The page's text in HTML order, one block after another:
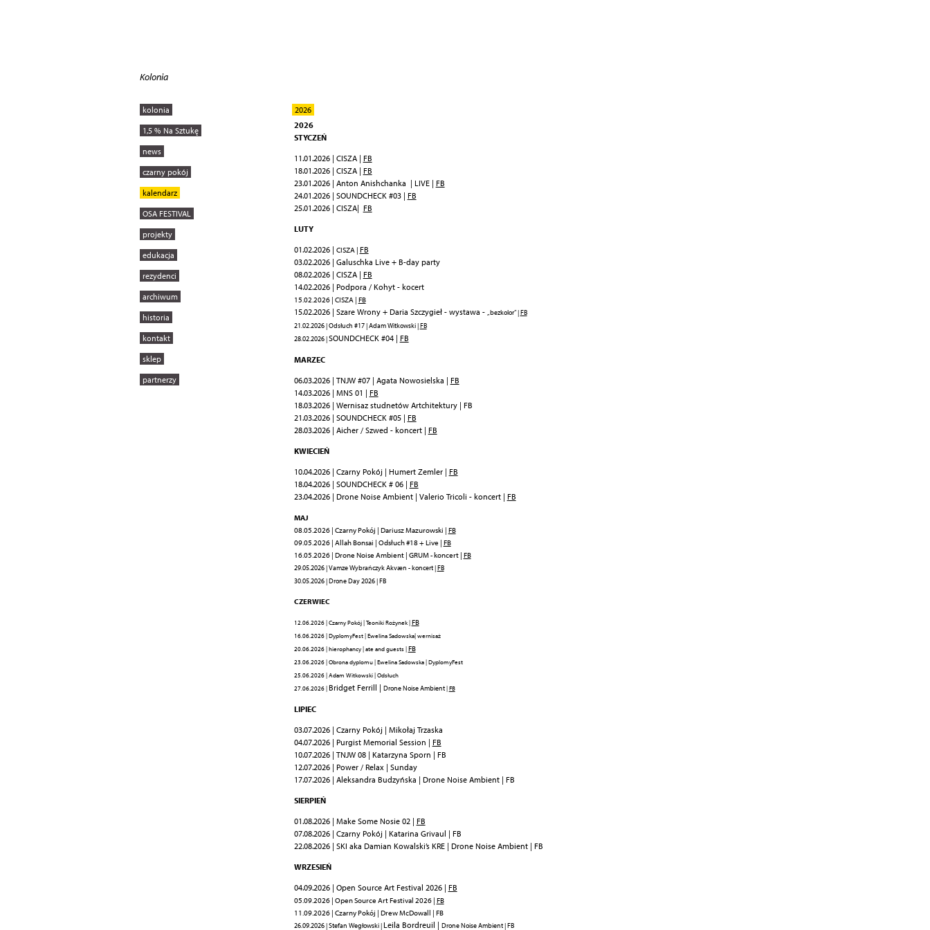
Kolonia
kolonia
1,5 % Na Sztukę
news
czarny pokój
kalendarz
2026
OSA FESTIVAL
projekty
edukacja
rezydenci
archiwum
historia
kontakt
sklep
partnerzy
2026
STYCZEŃ
11.01.2026 | CISZA | FB
18.01.2026 | CISZA | FB
23.01.2026 | Anton Anishchanka | LIVE | FB
24.01.2026 | SOUNDCHECK #03 | FB
25.01.2026 | CISZA| FB
LUTY
01.02.2026 | CISZA | FB
03.02.2026 | Galuschka Live + B-day party
08.02.2026 | CISZA | FB
14.02.2026 | Podpora / Kohyt - kocert
15.02.2026 | CISZA | FB
15.02.2026 | Szare Wrony + Daria Szczygieł - wystawa - „bezkolor” |FB
21.02.2026 | Odsłuch #17 | Adam Witkowski |FB
28.02.2026 |SOUNDCHECK #04 | FB
MARZEC
06.03.2026 | TNJW #07 | Agata Nowosielska | FB
14.03.2026 | MNS 01 | FB
18.03.2026 | Wernisaz studnetów Artchitektury | FB
21.03.2026 | SOUNDCHECK #05 | FB
28.03.2026 | Aicher / Szwed - koncert | FB
KWIECIEŃ
10.04.2026 | Czarny Pokój | Humert Zemler | FB
18.04.2026 | SOUNDCHECK # 06 | FB
23.04.2026 | Drone Noise Ambient | Valerio Tricoli - koncert | FB
MAJ
08.05.2026 | Czarny Pokój | Dariusz Mazurowski | FB
09.05.2026 | Allah Bonsai | Odsłuch #18 + Live | FB
16.05.2026 | Drone Noise Ambient | GRUM - koncert | FB
29.05.2026 | Vamze Wybrańczyk Akvæn - koncert |FB
30.05.2026 | Drone Day 2026 | FB
CZERWIEC
12.06.2026 | Czarny Pokój | Teoniki Rożynek |FB
16.06.2026 | DyplomyFest | Ewelina Sadowska| wernisaż
20.06.2026 | hierophancy | ate and guests |FB
23.06.2026 | Obrona dyplomu | Ewelina Sadowska | DyplomyFest
25.06.2026 | Adam Witkowski | Odsłuch
27.06.2026 |Bridget Ferrill | Drone Noise Ambient|FB
LIPIEC
03.07.2026 | Czarny Pokój | Mikołaj Trzaska
04.07.2026 | Purgist Memorial Session | FB
10.07.2026 | TNJW 08 | Katarzyna Sporn | FB
12.07.2026 | Power / Relax | Sunday
17.07.2026 | Aleksandra Budzyńska | Drone Noise Ambient | FB
SIERPIEŃ
01.08.2026 | Make Some Nosie 02 | FB
07.08.2026 | Czarny Pokój | Katarina Grivaul | FB
22.08.2026 | SKI aka Damian Kowalski’s KRE | Drone Noise Ambient | FB
WRZESIEŃ
04.09.2026 | Open Source Art Festival 2026 | FB
05.09.2026 | Open Source Art Festival 2026 | FB
11.09.2026 | Czarny Pokój | Drew McDowall | FB
26.09.2026 | Stefan Wegłowski |Leila Bordreuil | Drone Noise Ambient | FB